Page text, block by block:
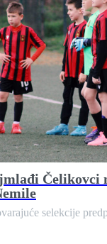
Čelikovci
selekcije